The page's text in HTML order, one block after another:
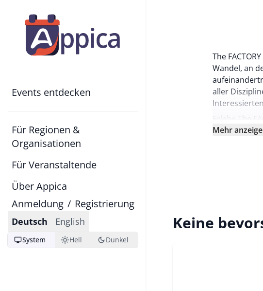
Events entdecken
Für Regionen &
Organisationen
Für Veranstaltende
Über Appica
Anmeldung / Registrierung
Deutsch English
desktop_windowsSystem light_modeHell dark_modeDunkel
The
Wandel, an
aller
Erlebe The
Mehr
Keine